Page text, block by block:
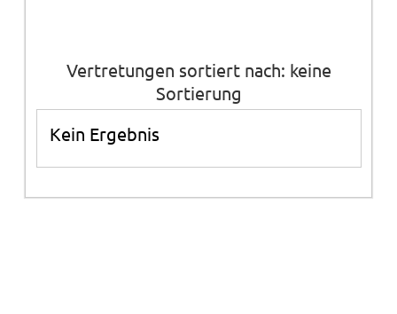
Vertretungen sortiert nach: keine
Sortierung
Kein Ergebnis